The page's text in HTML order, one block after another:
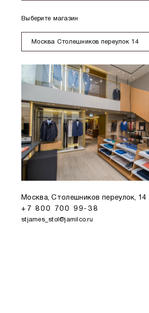
Выберите магазин
Москва Столешников переулок 14
Москва, Столешников переулок, 14
+7 800 700 99-38
stjames_stol@jamilco.ru